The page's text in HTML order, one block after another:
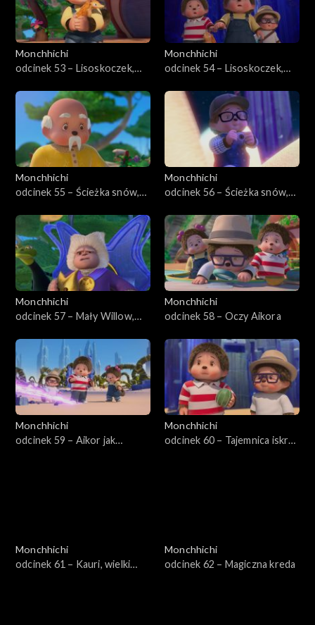
Monchhichi
odcinek 53 – Lisoskoczek,
Monchhichi
odcinek 54 – Lisoskoczek,
Monchhichi
odcinek 55 – Ścieżka snów,
Monchhichi
odcinek 56 – Ścieżka snów,
Monchhichi
odcinek 57 – Mały Willow,
Monchhichi
odcinek 58 – Oczy Aikora
Monchhichi
odcinek 59 – Aikor jak
Monchhichi
odcinek 60 – Tajemnica iskro-
Monchhichi
odcinek 61 – Kauri, wielki
Monchhichi
odcinek 62 – Magiczna kreda